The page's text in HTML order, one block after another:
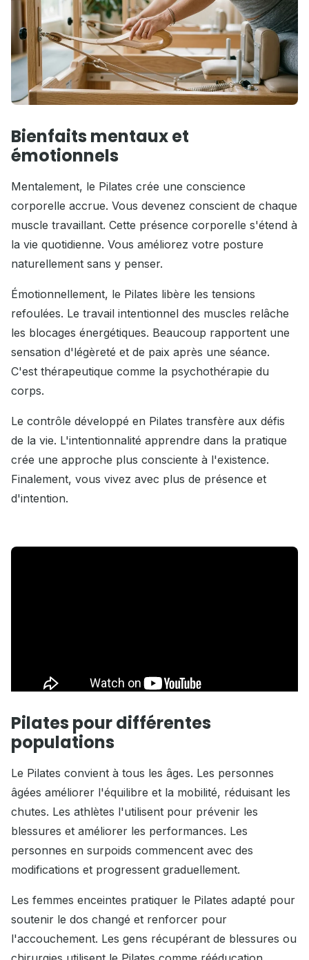
Bienfaits mentaux et
émotionnels
Mentalement, le Pilates crée une conscience
corporelle accrue. Vous devenez conscient de chaque
muscle travaillant. Cette présence corporelle s'étend à
la vie quotidienne. Vous améliorez votre posture
naturellement sans y penser.
Émotionnellement, le Pilates libère les tensions
refoulées. Le travail intentionnel des muscles relâche
les blocages énergétiques. Beaucoup rapportent une
sensation d'légèreté et de paix après une séance.
C'est thérapeutique comme la psychothérapie du
corps.
Le contrôle développé en Pilates transfère aux défis
de la vie. L'intentionnalité apprendre dans la pratique
crée une approche plus consciente à l'existence.
Finalement, vous vivez avec plus de présence et
d'intention.
Pilates pour différentes
populations
Le Pilates convient à tous les âges. Les personnes
âgées améliorer l'équilibre et la mobilité, réduisant les
chutes. Les athlètes l'utilisent pour prévenir les
blessures et améliorer les performances. Les
personnes en surpoids commencent avec des
modifications et progressent graduellement.
Les femmes enceintes pratiquer le Pilates adapté pour
soutenir le dos changé et renforcer pour
l'accouchement. Les gens récupérant de blessures ou